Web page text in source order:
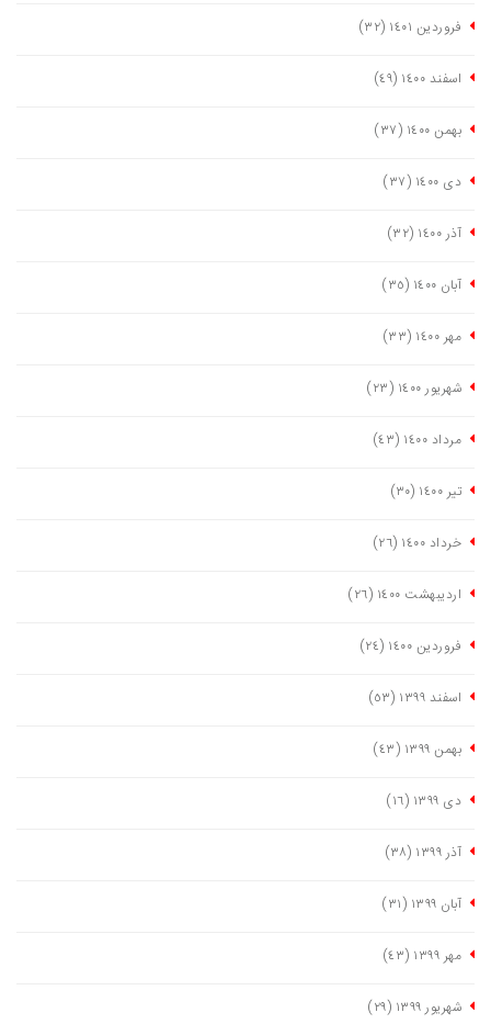
فروردین ١٤٠١ (٣٢)
اسفند ١٤٠٠ (٤٩)
بهمن ١٤٠٠ (٣٧)
دی ١٤٠٠ (٣٧)
آذر ١٤٠٠ (٣٢)
آبان ١٤٠٠ (٣٥)
مهر ١٤٠٠ (٣٣)
شهریور ١٤٠٠ (٢٣)
مرداد ١٤٠٠ (٤٣)
تیر ١٤٠٠ (٣٠)
خرداد ١٤٠٠ (٢٦)
اردیبهشت ١٤٠٠ (٢٦)
فروردین ١٤٠٠ (٢٤)
اسفند ١٣٩٩ (٥٣)
بهمن ١٣٩٩ (٤٣)
دی ١٣٩٩ (١٦)
آذر ١٣٩٩ (٣٨)
آبان ١٣٩٩ (٣١)
مهر ١٣٩٩ (٤٣)
شهریور ١٣٩٩ (٢٩)